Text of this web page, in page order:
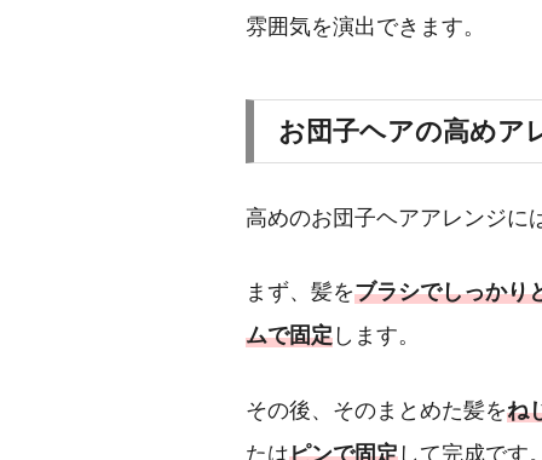
雰囲気を演出できます。
お団子ヘアの高めア
高めのお団子ヘアアレンジに
まず、髪をブラシでしっかり
ムで固定 します。
その後、そのまとめた髪をね
たはピンで固定 して完成です